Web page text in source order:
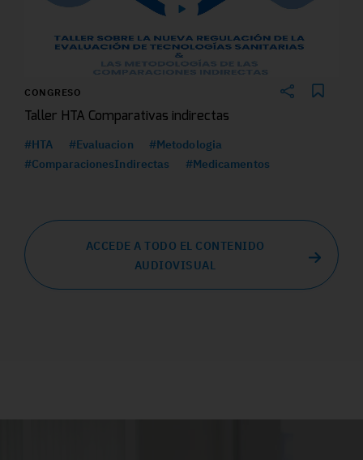
CONGRESO
Taller HTA Comparativas indirectas
#HTA #Evaluacion
#Metodologia
#ComparacionesIndirectas
#Medicamentos
ACCEDE A TODO EL CONTENIDO
AUDIOVISUAL